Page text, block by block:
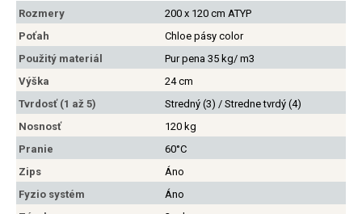
Rozmery
200 x 120 cm ATYP
Poťah
Chloe pásy color
Použitý materiál
Pur pena 35 kg/ m3
Výška
24 cm
Tvrdosť (1 až 5)
Stredný (3) / Stredne tvrdý (4)
Nosnosť
120 kg
Pranie
60°C
Zips
Áno
Fyzio systém
Áno